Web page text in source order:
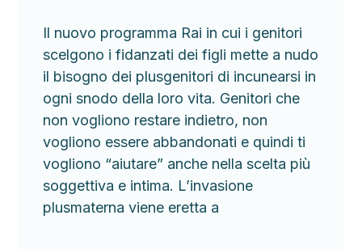
Il nuovo programma Rai in cui i genitori
scelgono i fidanzati dei figli mette a nudo
il bisogno dei plusgenitori di incunearsi in
ogni snodo della loro vita. Genitori che
non vogliono restare indietro, non
vogliono essere abbandonati e quindi ti
vogliono “aiutare” anche nella scelta più
soggettiva e intima. L’invasione
plusmaterna viene eretta a